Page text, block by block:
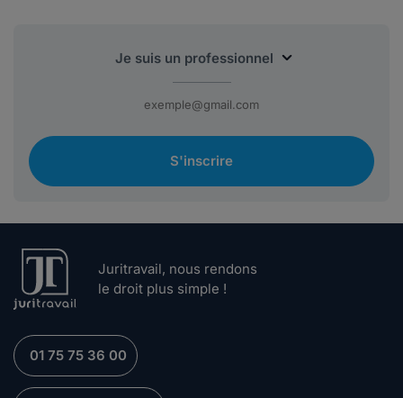
S'inscrire
Juritravail, nous rendons
le droit plus simple !
01 75 75 36 00